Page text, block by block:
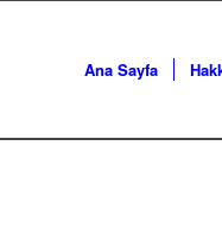
Ana Sayfa